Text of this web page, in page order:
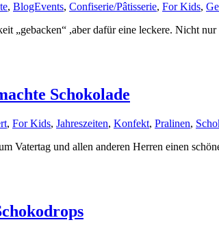
, BlogEvents, Confiserie/Pâtisserie, For Kids,
„gebacken“ ,aber dafür eine leckere. Nicht
Schokolade
, For Kids, Jahreszeiten, Konfekt, Pralinen,
Vatertag und allen anderen Herren einen